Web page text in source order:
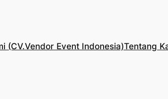
(CV.Vendor Event Indonesia)Tentang